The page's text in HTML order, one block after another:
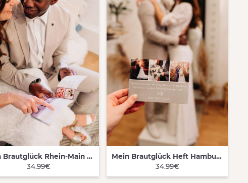
QUICK VIEW
Mein Brautglück Rhein-Main Heft
34.99€
QUICK VIEW
Mein Brautglück Heft Hamburg
34.99€